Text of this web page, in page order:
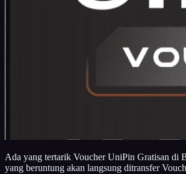
Ada yang tertarik Voucher UniPin Gratisan di
yang beruntung akan langsung ditransfer